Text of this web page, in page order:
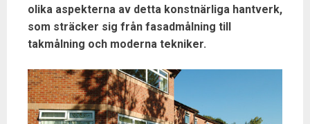
olika aspekterna av detta konstnärliga hantverk,
som sträcker sig från fasadmålning till
takmålning och moderna tekniker.